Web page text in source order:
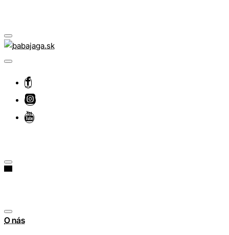
O nás